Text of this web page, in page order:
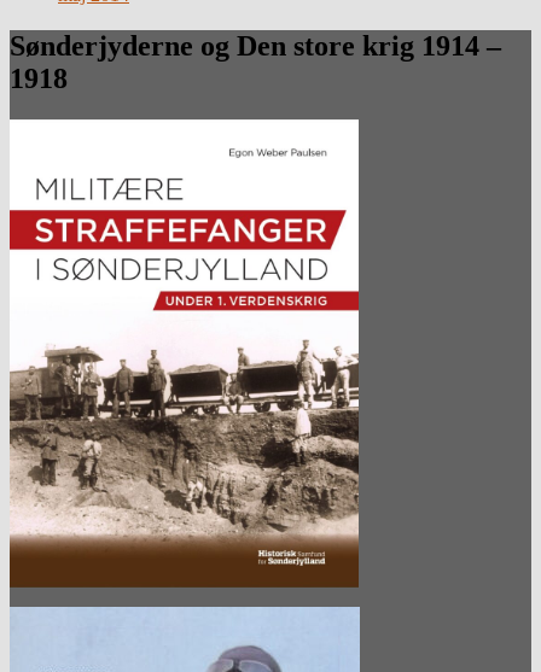
Sønderjyderne og Den store krig 1914 –
1918